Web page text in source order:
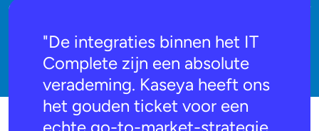
Cambium naadloos overgestapt naar de MSP-markt, zonder
ten grondslag lagen.
"De integraties binnen het IT
Complete zijn een absolute
verademing. Kaseya heeft ons
het gouden ticket voor een
echte go-to-market-strategie